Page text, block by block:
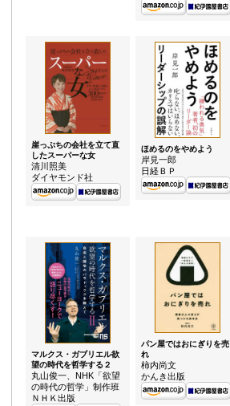
崖っぷちの会社を立て直
したスーパーな女
清川照美
ダイヤモンド社
ほめるのをやめよう
岸見一郎
日経ＢＰ
マルクス・ガブリエル欲
望の時代を哲学する２
丸山俊一、NHK「欲望
の時代の哲学」制作班
ＮＨＫ出版
パン屋ではおにぎりを売
れ
柿内尚文
かんき出版